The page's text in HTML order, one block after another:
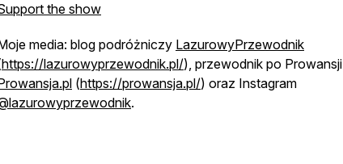
the show
media: blog podróżniczy LazurowyPrzewodnik
https://lazurowyprzewodnik.pl/), przewodnik po Prowansji
(https://prowansja.pl/) oraz Instagram
.